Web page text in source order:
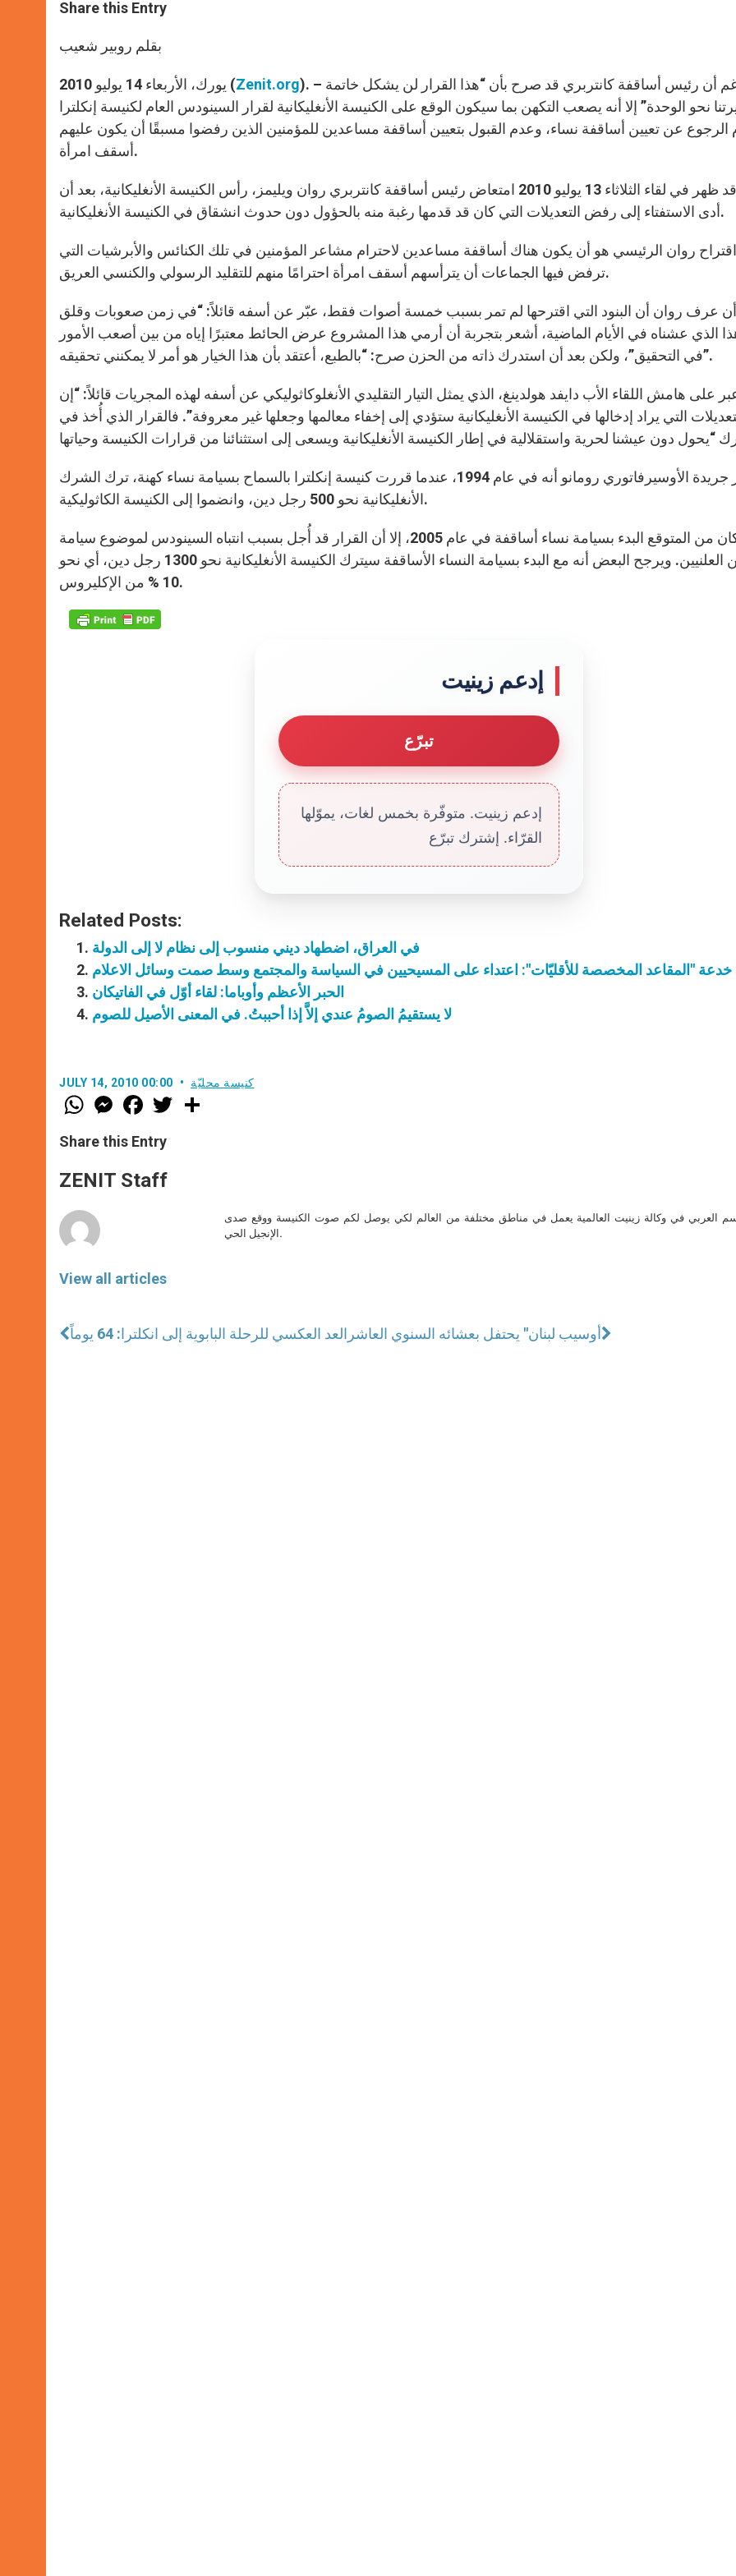
s
p
p
e
g
e
b
o
k
Share this Entry
بقلم روبير شعيب
يورك، الأربعاء 14 يوليو 2010 (Zenit.org). – رغم أن رئيس أساقفة كانتربري قد صرح بأن “هذا القرار لن يشكل خاتمة
نحو الوحدة” إلا أنه يصعب التكهن بما سيكون الوقع على الكنيسة الأنغليكانية لقرار السينودس العام لكنيسة إنكلترا
الرجوع عن تعيين أساقفة نساء، وعدم القبول بتعيين أساقفة مساعدين للمؤمنين الذين رفضوا مسبقًا أن يكون عليهم
أسقف امرأة.
هذا وقد ظهر في لقاء الثلاثاء 13 يوليو 2010 امتعاض رئيس أساقفة كانتربري روان ويليمز، رأس الكنيسة الأنغليكانية، بعد أن
أدى الاستفتاء إلى رفض التعديلات التي كان قد قدمها رغبة منه بالحؤول دون حدوث انشقاق في الكنيسة الأنغليكانية.
روان الرئيسي هو أن يكون هناك أساقفة مساعدين لاحترام مشاعر المؤمنين في تلك الكنائس والأبرشيات التي
ترفض فيها الجماعات أن يترأسهم أسقف امرأة احترامًا منهم للتقليد الرسولي والكنسي العريق.
أن عرف روان أن البنود التي اقترحها لم تمر بسبب خمسة أصوات فقط، عبّر عن أسفه قائلاً: “في زمن صعوبات وقلق
الذي عشناه في الأيام الماضية، أشعر بتجربة أن أرمي هذا المشروع عرض الحائط معتبرًا إياه من بين أصعب الأمور
في التحقيق”، ولكن بعد أن استدرك ذاته من الحزن صرح: “بالطبع، أعتقد بأن هذا الخيار هو أمر لا يمكنني تحقيقه”.
على هامش اللقاء الأب دايفد هولدينغ، الذي يمثل التيار التقليدي الأنغلوكاثوليكي عن أسفه لهذه المجريات قائلاً: “إن
التي يراد إدخالها في الكنيسة الأنغليكانية ستؤدي إلى إخفاء معالمها وجعلها غير معروفة”. فالقرار الذي أُخذ في
وتذكر جريدة الأوسيرفاتوري رومانو أنه في عام 1994، عندما قررت كنيسة إنكلترا بالسماح بسيامة نساء كهنة، ترك الشرك
الأنغليكانية نحو 500 رجل دين، وانضموا إلى الكنيسة الكاثوليكية.
وكان من المتوقع البدء بسيامة نساء أساقفة في عام 2005، إلا أن القرار قد أُجل بسبب انتباه السينودس لموضوع سيامة
المثليين العلنيين. ويرجح البعض أنه مع البدء بسيامة النساء الأساقفة سيترك الكنيسة الأنغليكانية نحو 1300 رجل دين، أي نحو
10 % من الإكليروس.
إدعم زينيت
تبرّع
إدعم زينيت. متوفّرة بخمس لغات، يموّلها
القرّاء. إشترك تبرّع
Related Posts:
في العراق، اضطهاد ديني منسوب إلى نظام لا إلى الدولة
خدعة "المقاعد المخصصة للأقليّات": اعتداء على المسيحيين في السياسة والمجتمع وسط صمت وسائل الاعلام
الحبر الأعظم وأوباما: لقاء أوّل في الفاتيكان
لا يستقيمُ الصومُ عندي إلاَّ إذا أحببتُ. في المعنى الأصيل للصوم
JULY 14, 2010 00:00 كنيسة محليّة
W
h
t
s
p
p
M
e
s
e
g
e
F
a
e
b
o
k
w
Share this Entry
ZENIT Staff
View all articles
العربي في وكالة زينيت العالمية يعمل في مناطق مختلفة من العالم لكي يوصل لكم صوت الكنيسة ووقع صدى
الإنجيل الحي.
العد العكسي للرحلة البابوية إلى انكلترا: 64 يوماً أوسيب لبنان" يحتفل بعشائه السنوي العاشر